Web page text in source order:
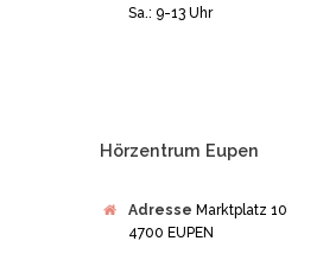
Sa.: 9-13 Uhr
Hörzentrum Eupen
Adresse Marktplatz 10
4700 EUPEN